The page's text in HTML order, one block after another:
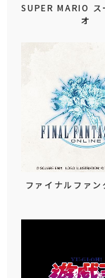
SUPER MARIO ス
オ
ファイナルファン